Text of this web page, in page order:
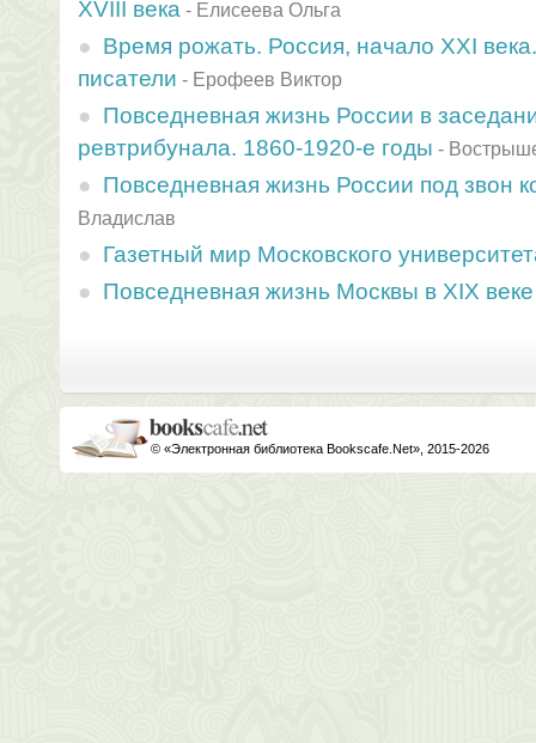
ХVIII века - Елисеева Ольга
Время рожать. Россия, начало XXI
писатели - Ерофеев Виктор
Повседневная жизнь России в
ревтрибунала. 1860-1920-е годы -
Повседневная жизнь России под звон
Владислав
Газетный мир Московского
Повседневная жизнь Москвы в XIX веке
© «Электронная библиотека Bookscafe.Net», 2015-2026